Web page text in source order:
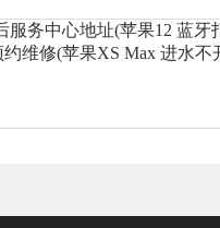
服务中心地址(苹果12 蓝牙
约维修(苹果XS Max 进水不